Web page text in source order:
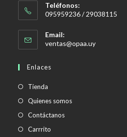
Teléfonos:
095959236 / 29038115
Email:
ventas@opaa.uySe
Enlaces
Tienda
Quienes somos
Contáctanos
Carrrito